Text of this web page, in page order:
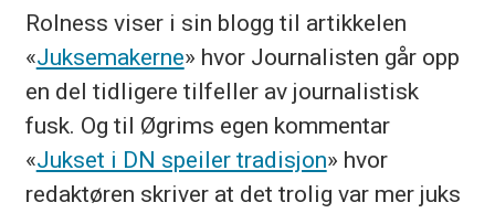
Rolness viser i sin blogg til artikkelen
«Juksemakerne» hvor Journalisten går opp
en del tidligere tilfeller av journalistisk
fusk. Og til Øgrims egen kommentar
«Jukset i DN speiler tradisjon» hvor
redaktøren skriver at det trolig var mer juks